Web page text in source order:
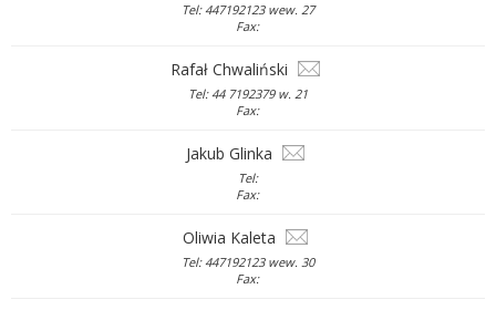
Tel: 447192123 wew. 27
Fax:
Rafał Chwaliński
Tel: 44 7192379 w. 21
Fax:
Jakub Glinka
Tel:
Fax:
Oliwia Kaleta
Tel: 447192123 wew. 30
Fax: